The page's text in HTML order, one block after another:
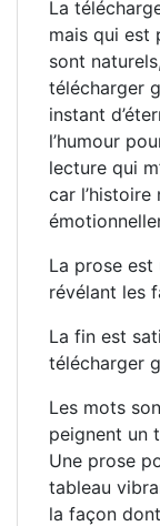
La
mais qui est
sont
télécharger
instant
l’humour
lecture qui
car l’histoire
La prose est
révélant les
La fin est
télécharger
Les mots
peignent un
Une prose
tableau
la façon